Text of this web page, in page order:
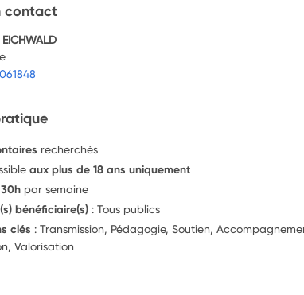
contact
recherchés
aux plus de 18 ans uniquement
par semaine
bénéficiaire(s) : Tous publics
clés : Transmission, Pédagogie, Soutien,
Valorisation